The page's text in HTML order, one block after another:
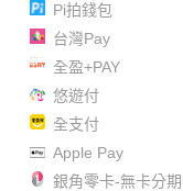
Pi拍錢包
台灣Pay
全盈+PAY
悠遊付
全支付
Apple Pay
銀角零卡-無卡分期